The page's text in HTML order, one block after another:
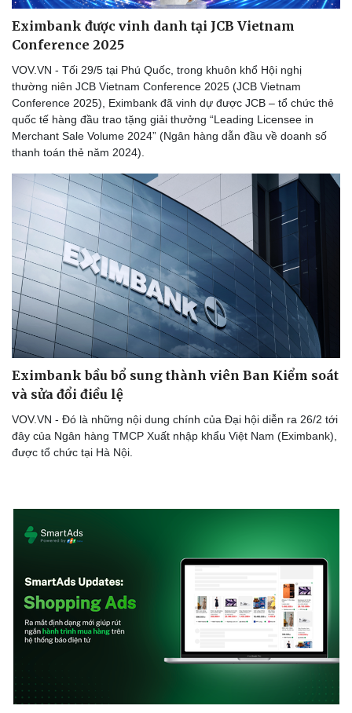
Sức khỏe
Dinh dưỡng - món ngon
Cây thuốc
Sản phụ khoa
Nhi khoa
Nam khoa
Làm đẹp - giảm cân
Phòng mạch online
Ăn sạch sống khỏe
Đời sống
Nhà đẹp
Blog
Eximbank được vinh danh tại JCB Vietnam
Conference 2025
VOV.VN - Tối 29/5 tại Phú Quốc, trong khuôn khổ Hội nghị
thường niên JCB Vietnam Conference 2025 (JCB Vietnam
Conference 2025), Eximbank đã vinh dự được JCB – tổ chức thẻ
quốc tế hàng đầu trao tặng giải thưởng “Leading Licensee in
Merchant Sale Volume 2024” (Ngân hàng dẫn đầu về doanh số
thanh toán thẻ năm 2024).
Eximbank bầu bổ sung thành viên Ban Kiểm soát
và sửa đổi điều lệ
VOV.VN - Đó là những nội dung chính của Đại hội diễn ra 26/2 tới
đây của Ngân hàng TMCP Xuất nhập khẩu Việt Nam (Eximbank),
được tổ chức tại Hà Nội.